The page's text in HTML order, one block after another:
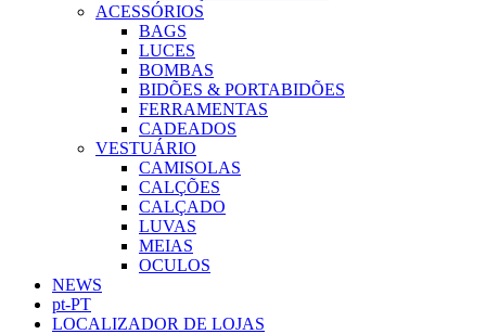
ACESSÓRIOS
BAGS
LUCES
BOMBAS
BIDÕES & PORTABIDÕES
FERRAMENTAS
CADEADOS
VESTUÁRIO
CAMISOLAS
CALÇÕES
CALÇADO
LUVAS
MEIAS
OCULOS
NEWS
pt-PT
LOCALIZADOR DE LOJAS